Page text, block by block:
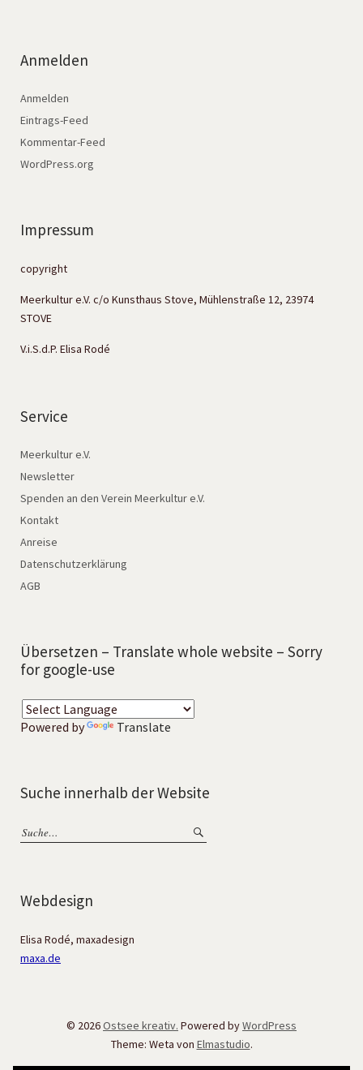
Anmelden
Anmelden
Eintrags-Feed
Kommentar-Feed
WordPress.org
Impressum
copyright
Meerkultur e.V. c/o Kunsthaus Stove, Mühlenstraße 12, 23974
STOVE
V.i.S.d.P. Elisa Rodé
Service
Meerkultur e.V.
Newsletter
Spenden an den Verein Meerkultur e.V.
Kontakt
Anreise
Datenschutzerklärung
AGB
Übersetzen – Translate whole website – Sorry
for google-use
Powered by Translate
Suche innerhalb der Website
Webdesign
Elisa Rodé, maxadesign
maxa.de
© 2026Ostsee kreativ. Powered byWordPress
Theme: Weta von Elmastudio.